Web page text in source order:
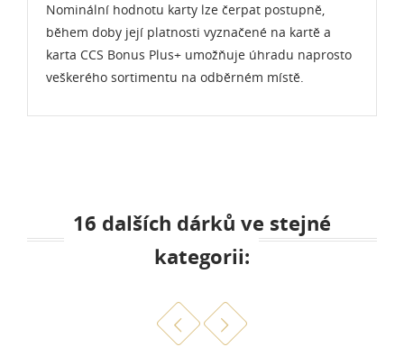
Nominální hodnotu karty lze čerpat postupně,
během doby její platnosti vyznačené na kartě a
karta CCS Bonus Plus+ umožňuje úhradu naprosto
veškerého sortimentu na odběrném místě.
16 dalších dárků ve stejné
kategorii: